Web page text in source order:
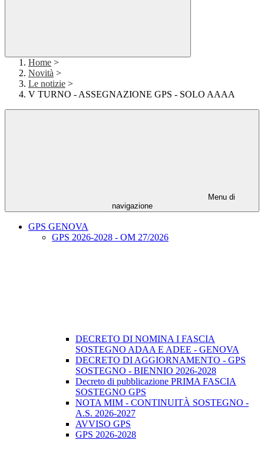
Home >
Novità >
Le notizie >
V TURNO - ASSEGNAZIONE GPS - SOLO AAAA
Menu di
navigazione
GPS GENOVA
GPS 2026-2028 - OM 27/2026
DECRETO DI NOMINA I FASCIA
SOSTEGNO ADAA E ADEE - GENOVA
DECRETO DI AGGIORNAMENTO - GPS
SOSTEGNO - BIENNIO 2026-2028
Decreto di pubblicazione PRIMA FASCIA
SOSTEGNO GPS
NOTA MIM - CONTINUITÀ SOSTEGNO -
A.S. 2026-2027
AVVISO GPS
GPS 2026-2028